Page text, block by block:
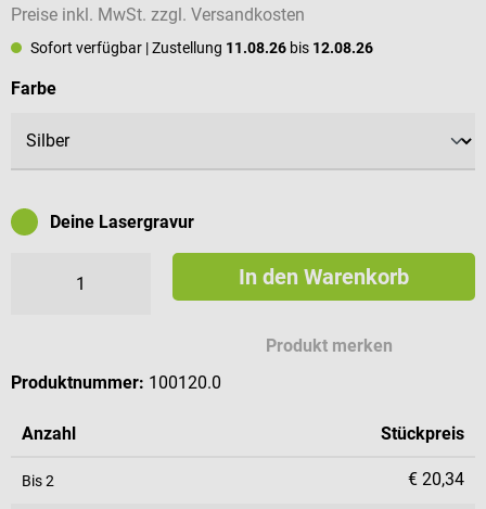
Preise inkl. MwSt. zzgl. Versandkosten
Sofort verfügbar | Zustellung 11.08.26 bis 12.08.26
Farbeauswählen
Deine Lasergravur
In den Warenkorb
Produkt merken
Produktnummer: 100120.0
Anzahl Stückpreis
Bis2 € 20,34